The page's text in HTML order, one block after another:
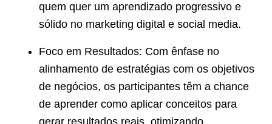
quem quer um aprendizado progressivo e
sólido no marketing digital e social media.
Foco em Resultados: Com ênfase no
alinhamento de estratégias com os objetivos
de negócios, os participantes têm a chance
de aprender como aplicar conceitos para
gerar resultados reais, otimizando